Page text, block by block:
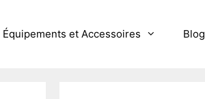
Équipements et Accessoires Blog